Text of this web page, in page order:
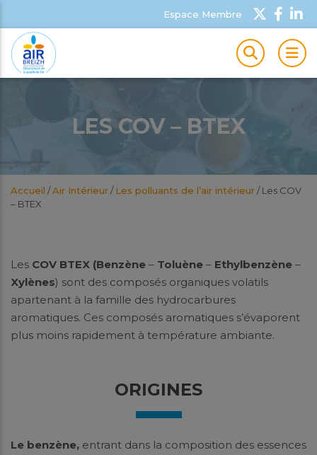
Espace Membre
LES COV – BTEX
Accueil /Air Intérieur/Les polluants de l’air intérieur/Les COV
– BTEX
Les COV BTEX (Benzène – Toluène – Ethylbenzène –
Xylènes) sont des composés organiques volatils
apartenant à la famille des hydrocarbures
aromatiques. Ces composés aromatiques s’évaporent
plus moins rapidement à température ambiante.
ORIGINES
Le benzène, entrant dans la composition des essences